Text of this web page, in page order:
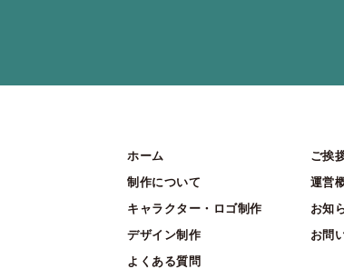
ホーム
制作について
キャラクター・ロゴ制作
デザイン制作
よくある質問
ご挨
運営
お知
お問